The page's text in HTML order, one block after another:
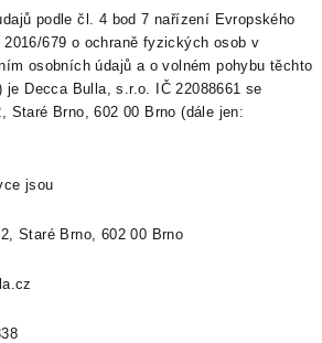
podle čl. 4 bod 7 nařízení Evropského
2016/679 o ochraně fyzických osob v
osobních údajů a o volném pohybu těchto
je Decca Bulla, s.r.o. IČ22088661se
Staré Brno, 602 00 Brno(dále jen:
jsou
Staré Brno, 602 00 Brno